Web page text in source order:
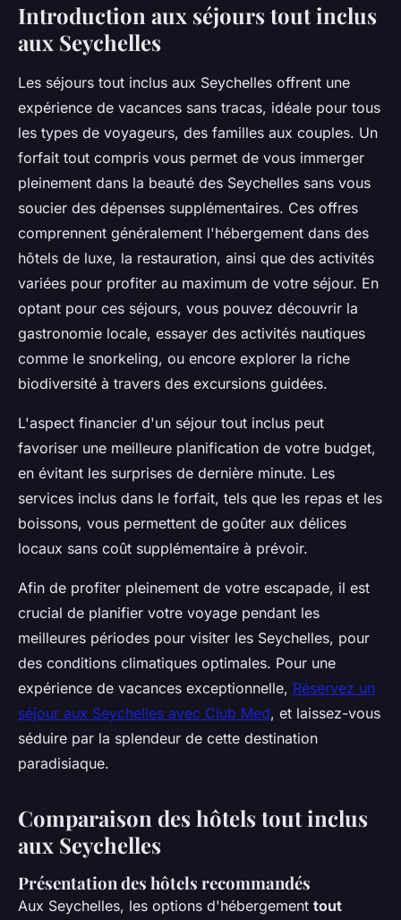
Introduction aux séjours tout inclus
aux Seychelles
Les séjours tout inclus aux Seychelles offrent une
expérience de vacances sans tracas, idéale pour tous
les types de voyageurs, des familles aux couples. Un
forfait tout compris vous permet de vous immerger
pleinement dans la beauté des Seychelles sans vous
soucier des dépenses supplémentaires. Ces offres
comprennent généralement l'hébergement dans des
hôtels de luxe, la restauration, ainsi que des activités
variées pour profiter au maximum de votre séjour. En
optant pour ces séjours, vous pouvez découvrir la
gastronomie locale, essayer des activités nautiques
comme le snorkeling, ou encore explorer la riche
biodiversité à travers des excursions guidées.
L'aspect financier d'un séjour tout inclus peut
favoriser une meilleure planification de votre budget,
en évitant les surprises de dernière minute. Les
services inclus dans le forfait, tels que les repas et les
boissons, vous permettent de goûter aux délices
locaux sans coût supplémentaire à prévoir.
Afin de profiter pleinement de votre escapade, il est
crucial de planifier votre voyage pendant les
meilleures périodes pour visiter les Seychelles, pour
des conditions climatiques optimales. Pour une
expérience de vacances exceptionnelle, Réservez un
séjour aux Seychelles avec Club Med, et laissez-vous
séduire par la splendeur de cette destination
paradisiaque.
Comparaison des hôtels tout inclus
aux Seychelles
Présentation des hôtels recommandés
Aux Seychelles, les options d'hébergement tout